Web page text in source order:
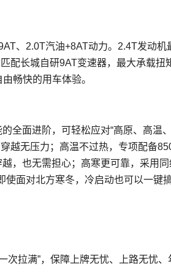
、2.0T汽油+8AT动力。2.4T发动机
配长城自研9AT变速器，最大承载扭
畅快的用车体验。
全面进阶，可轻松应对“高原、高温
越无压力；高温不过热，专项配备
，也无需担心；高寒更可靠，采用
面对北方寒冬，冷启动也可以一键搞
次拉满”，保障上牌无忧、上路无忧、